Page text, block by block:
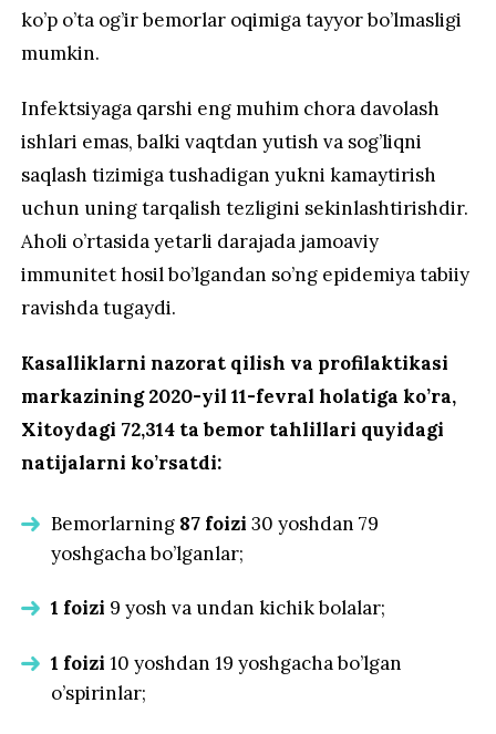
ko’p o’ta og’ir bemorlar oqimiga tayyor bo’lmasligi
mumkin.
Infektsiyaga qarshi eng muhim chora davolash
ishlari emas, balki vaqtdan yutish va sog’liqni
saqlash tizimiga tushadigan yukni kamaytirish
uchun uning tarqalish tezligini sekinlashtirishdir.
Aholi o’rtasida yetarli darajada jamoaviy
immunitet hosil bo’lgandan so’ng epidemiya tabiiy
ravishda tugaydi.
Kasalliklarni nazorat qilish va profilaktikasi
markazining 2020-yil 11-fevral holatiga ko’ra,
Xitoydagi 72,314 ta bemor tahlillari quyidagi
natijalarni ko’rsatdi:
Bemorlarning 87 foizi 30 yoshdan 79
yoshgacha bo’lganlar;
1 foizi 9 yosh va undan kichik bolalar;
1 foizi 10 yoshdan 19 yoshgacha bo’lgan
o’spirinlar;